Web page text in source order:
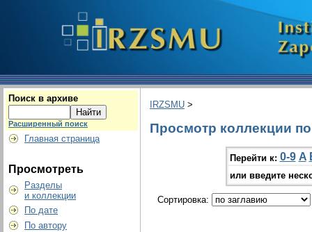
Поиск в архиве
Расширенный поиск
Главная страница
Просмотреть
Разделы
и коллекции
По дате
По автору
IRZSMU >
Просмотр коллекции
Перейти к: 0-9 A
или введите
Сортировка: